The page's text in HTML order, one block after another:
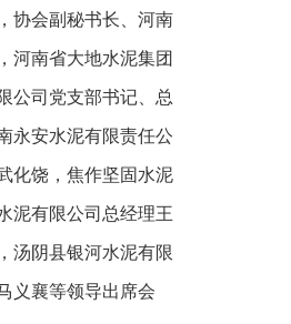
协会副秘书长、河南
河南省大地水泥集团
公司党支部书记、总
永安水泥有限责任公
化饶，焦作坚固水泥
泥有限公司总经理王
汤阴县银河水泥有限
义襄等领导出席会